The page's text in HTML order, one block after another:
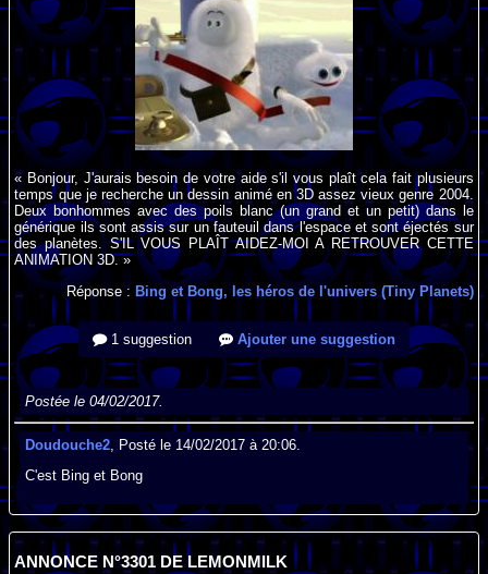
« Bonjour, J'aurais besoin de votre aide s'il vous plaît cela fait plusieurs
temps que je recherche un dessin animé en 3D assez vieux genre 2004.
Deux bonhommes avec des poils blanc (un grand et un petit) dans le
générique ils sont assis sur un fauteuil dans l'espace et sont éjectés sur
des planètes. S'IL VOUS PLAÎT AIDEZ-MOI A RETROUVER CETTE
ANIMATION 3D. »
Réponse : Bing et Bong, les héros de l'univers (Tiny Planets)
1 suggestion Ajouter une suggestion
Postée le 04/02/2017.
Doudouche2 , Posté le 14/02/2017 à 20:06.
C'est Bing et Bong
ANNONCE N°3301 DE LEMONMILK